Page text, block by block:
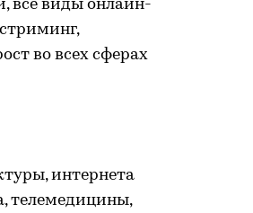
все виды онлайн-
во всех сферах
интернета
телемедицины,